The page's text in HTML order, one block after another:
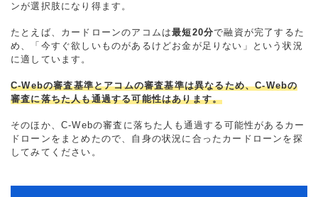
ンが選択肢になり得ます。
たとえば、カードローンのアコムは最短20分で融資が完了するた
め、「今すぐ欲しいものがあるけどお金が足りない」という状況
に適しています。
C-Webの審査基準とアコムの審査基準は異なるため、C-Webの
審査に落ちた人も通過する可能性はあります。
そのほか、C-Webの審査に落ちた人も通過する可能性があるカー
ドローンをまとめたので、自身の状況に合ったカードローンを探
してみてください。